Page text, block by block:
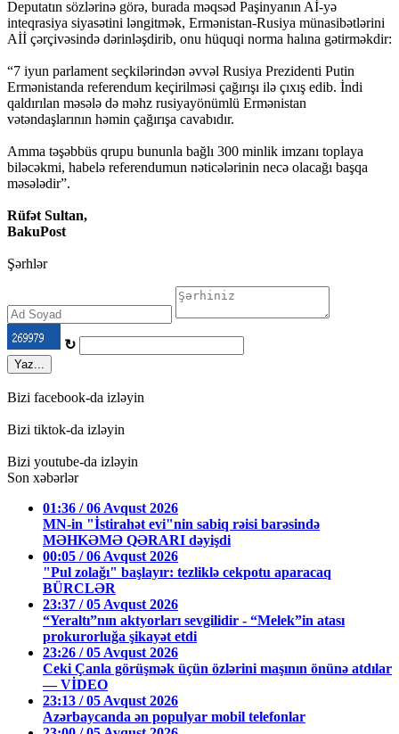
Deputatın sözlərinə görə, burada məqsəd Paşinyanın Aİ-yə
inteqrasiya siyasətini ləngitmək, Ermənistan-Rusiya münasibətlərini
Aİİ çərçivəsində dərinləşdirib, onu hüquqi norma halına gətirməkdir:
“7 iyun parlament seçkilərindən əvvəl Rusiya Prezidenti Putin
Ermənistanda referendum keçirilməsi çağırışı ilə çıxış edib. İndi
qaldırılan məsələ də məhz rusiyayönümlü Ermənistan
vətəndaşlarının həmin çağırışa cavabıdır.
Amma təşəbbüs qrupu bununla bağlı 300 minlik imzanı toplaya
biləcəkmi, habelə referendumun nəticələrinin necə olacağı başqa
məsələdir”.
Rüfət Sultan,
BakuPost
Şərhlər
↻
Yaz...
Bizi facebook-da izləyin
Bizi tiktok-da izləyin
Bizi youtube-da izləyin
Son xəbərlər
01:36 / 06 Avqust 2026
MN-in "İstirahət evi"nin sabiq rəisi barəsində
MƏHKƏMƏ QƏRARI dəyişdi
00:05 / 06 Avqust 2026
"Pul zolağı" başlayır: tezliklə cekpotu aparacaq
BÜRCLƏR
23:37 / 05 Avqust 2026
“Yeraltı”nın aktyorları sevgilidir - “Melek”in atası
prokurorluğa şikayət etdi
23:26 / 05 Avqust 2026
Ceki Çanla görüşmək üçün özlərini maşının önünə atdılar
— VİDEO
23:13 / 05 Avqust 2026
Azərbaycanda ən populyar mobil telefonlar